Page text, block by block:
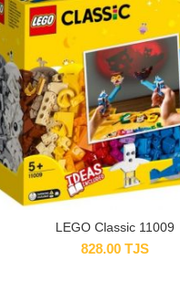
LEGO Classic 11009
828.00TJS